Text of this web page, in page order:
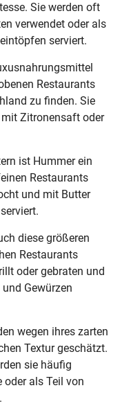
Sie werden oft
verwendet oder als
serviert.
Restaurants
zu finden. Sie
Zitronensaft oder
ist Hummer ein
Restaurants
und mit Butter
diese größeren
Restaurants
oder gebraten und
Gewürzen
wegen ihres zarten
Textur geschätzt.
sie häufig
oder als Teil von